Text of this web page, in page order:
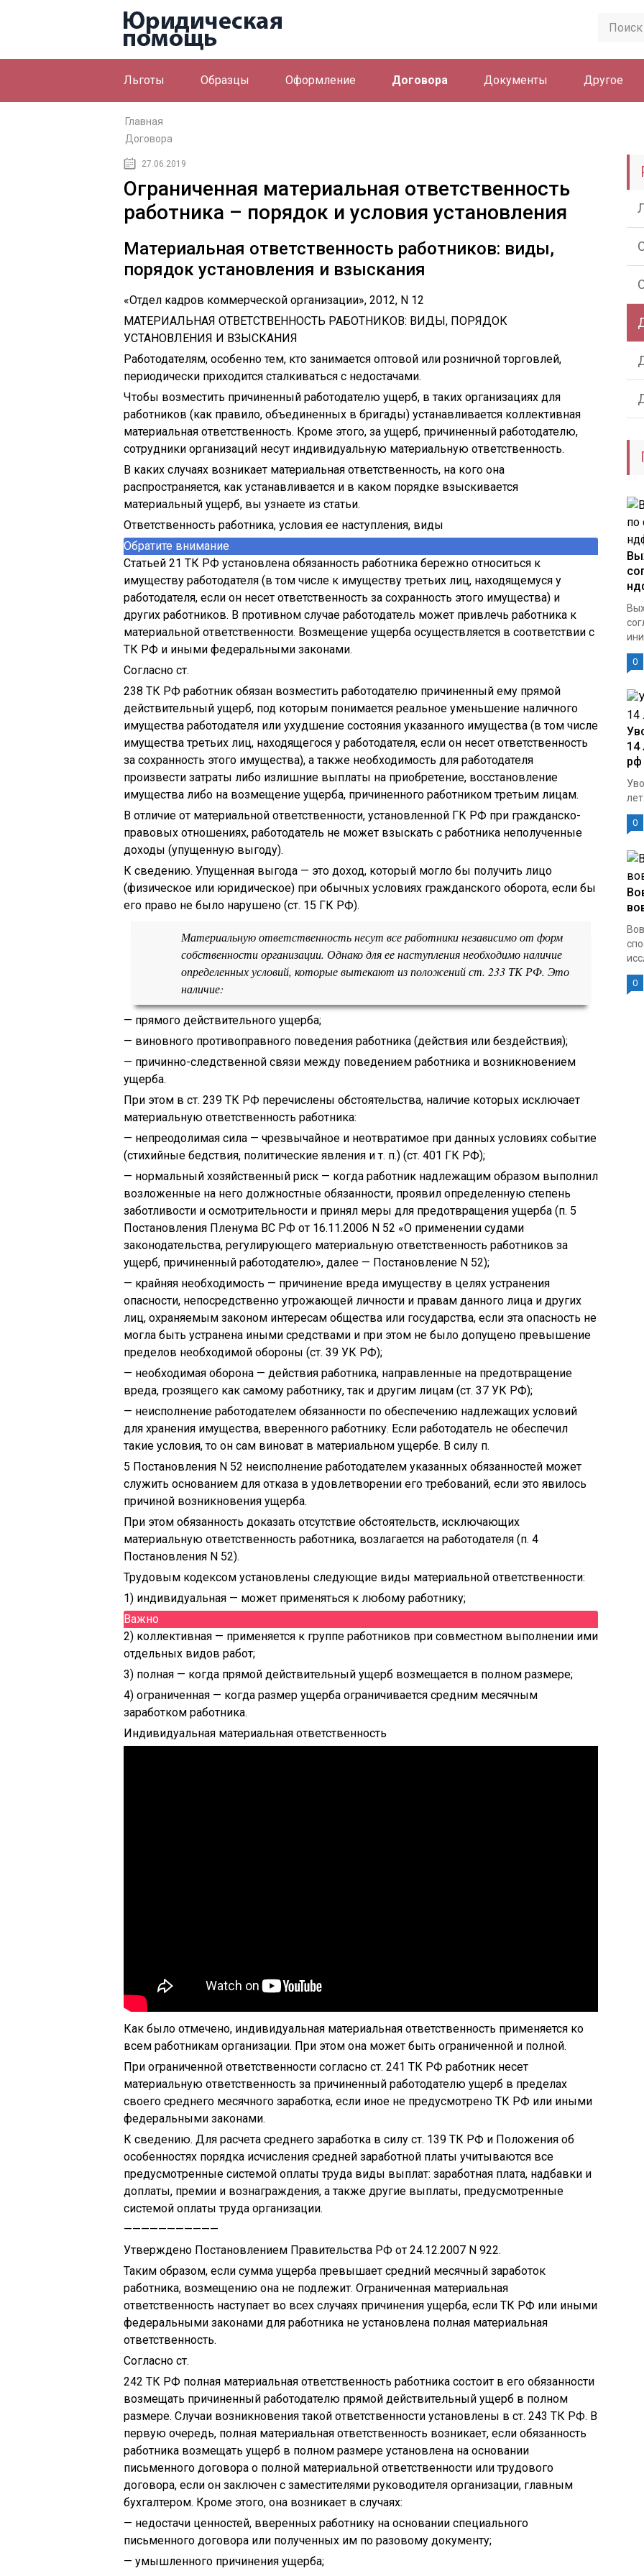
Льготы Образцы Оформление Договора Документы Другое
Главная
Договора
27.06.2019
Ограниченная материальная ответственность
работника – порядок и условия установления
Материальная ответственность работников: виды,
порядок установления и взыскания
«Отдел кадров коммерческой организации», 2012, N 12
МАТЕРИАЛЬНАЯ ОТВЕТСТВЕННОСТЬ РАБОТНИКОВ: ВИДЫ, ПОРЯДОК
УСТАНОВЛЕНИЯ И ВЗЫСКАНИЯ
Работодателям, особенно тем, кто занимается оптовой или розничной торговлей,
периодически приходится сталкиваться с недостачами.
Чтобы возместить причиненный работодателю ущерб, в таких организациях для
работников (как правило, объединенных в бригады) устанавливается коллективная
материальная ответственность. Кроме этого, за ущерб, причиненный работодателю,
сотрудники организаций несут индивидуальную материальную ответственность.
В каких случаях возникает материальная ответственность, на кого она
распространяется, как устанавливается и в каком порядке взыскивается
материальный ущерб, вы узнаете из статьи.
Ответственность работника, условия ее наступления, виды
Обратите внимание
Статьей 21 ТК РФ установлена обязанность работника бережно относиться к
имуществу работодателя (в том числе к имуществу третьих лиц, находящемуся у
работодателя, если он несет ответственность за сохранность этого имущества) и
других работников. В противном случае работодатель может привлечь работника к
материальной ответственности. Возмещение ущерба осуществляется в соответствии с
ТК РФ и иными федеральными законами.
Согласно ст.
238 ТК РФ работник обязан возместить работодателю причиненный ему прямой
действительный ущерб, под которым понимается реальное уменьшение наличного
имущества работодателя или ухудшение состояния указанного имущества (в том числе
имущества третьих лиц, находящегося у работодателя, если он несет ответственность
за сохранность этого имущества), а также необходимость для работодателя
произвести затраты либо излишние выплаты на приобретение, восстановление
имущества либо на возмещение ущерба, причиненного работником третьим лицам.
В отличие от материальной ответственности, установленной ГК РФ при гражданско-
правовых отношениях, работодатель не может взыскать с работника неполученные
доходы (упущенную выгоду).
К сведению. Упущенная выгода — это доход, который могло бы получить лицо
(физическое или юридическое) при обычных условиях гражданского оборота, если бы
его право не было нарушено (ст. 15 ГК РФ).
Материальную ответственность несут все работники независимо от форм
собственности организации. Однако для ее наступления необходимо наличие
определенных условий, которые вытекают из положений ст. 233 ТК РФ. Это
наличие:
— прямого действительного ущерба;
— виновного противоправного поведения работника (действия или бездействия);
— причинно-следственной связи между поведением работника и возникновением
ущерба.
При этом в ст. 239 ТК РФ перечислены обстоятельства, наличие которых исключает
материальную ответственность работника:
— непреодолимая сила — чрезвычайное и неотвратимое при данных условиях событие
(стихийные бедствия, политические явления и т. п.) (ст. 401 ГК РФ);
— нормальный хозяйственный риск — когда работник надлежащим образом выполнил
возложенные на него должностные обязанности, проявил определенную степень
заботливости и осмотрительности и принял меры для предотвращения ущерба (п. 5
Постановления Пленума ВС РФ от 16.11.2006 N 52 «О применении судами
законодательства, регулирующего материальную ответственность работников за
ущерб, причиненный работодателю», далее — Постановление N 52);
— крайняя необходимость — причинение вреда имуществу в целях устранения
опасности, непосредственно угрожающей личности и правам данного лица и других
лиц, охраняемым законом интересам общества или государства, если эта опасность не
могла быть устранена иными средствами и при этом не было допущено превышение
пределов необходимой обороны (ст. 39 УК РФ);
— необходимая оборона — действия работника, направленные на предотвращение
вреда, грозящего как самому работнику, так и другим лицам (ст. 37 УК РФ);
— неисполнение работодателем обязанности по обеспечению надлежащих условий
для хранения имущества, вверенного работнику. Если работодатель не обеспечил
такие условия, то он сам виноват в материальном ущербе. В силу п.
5 Постановления N 52 неисполнение работодателем указанных обязанностей может
служить основанием для отказа в удовлетворении его требований, если это явилось
причиной возникновения ущерба.
При этом обязанность доказать отсутствие обстоятельств, исключающих
материальную ответственность работника, возлагается на работодателя (п. 4
Постановления N 52).
Трудовым кодексом установлены следующие виды материальной ответственности:
1) индивидуальная — может применяться к любому работнику;
Важно
2) коллективная — применяется к группе работников при совместном выполнении ими
отдельных видов работ;
3) полная — когда прямой действительный ущерб возмещается в полном размере;
4) ограниченная — когда размер ущерба ограничивается средним месячным
заработком работника.
Индивидуальная материальная ответственность
Как было отмечено, индивидуальная материальная ответственность применяется ко
всем работникам организации. При этом она может быть ограниченной и полной.
При ограниченной ответственности согласно ст. 241 ТК РФ работник несет
материальную ответственность за причиненный работодателю ущерб в пределах
своего среднего месячного заработка, если иное не предусмотрено ТК РФ или иными
федеральными законами.
К сведению. Для расчета среднего заработка в силу ст. 139 ТК РФ и Положения об
особенностях порядка исчисления средней заработной платы учитываются все
предусмотренные системой оплаты труда виды выплат: заработная плата, надбавки и
доплаты, премии и вознаграждения, а также другие выплаты, предусмотренные
системой оплаты труда организации.
———————————
Утверждено Постановлением Правительства РФ от 24.12.2007 N 922.
Таким образом, если сумма ущерба превышает средний месячный заработок
работника, возмещению она не подлежит. Ограниченная материальная
ответственность наступает во всех случаях причинения ущерба, если ТК РФ или иными
федеральными законами для работника не установлена полная материальная
ответственность.
Согласно ст.
242 ТК РФ полная материальная ответственность работника состоит в его обязанности
возмещать причиненный работодателю прямой действительный ущерб в полном
размере. Случаи возникновения такой ответственности установлены в ст. 243 ТК РФ. В
первую очередь, полная материальная ответственность возникает, если обязанность
работника возмещать ущерб в полном размере установлена на основании
письменного договора о полной материальной ответственности или трудового
договора, если он заключен с заместителями руководителя организации, главным
бухгалтером. Кроме этого, она возникает в случаях:
— недостачи ценностей, вверенных работнику на основании специального
письменного договора или полученных им по разовому документу;
— умышленного причинения ущерба;
0
14
рф
0
0